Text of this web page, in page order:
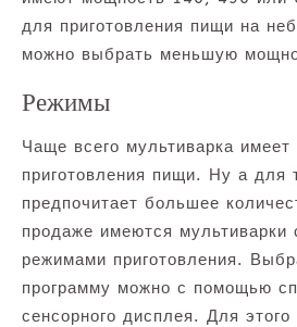
для приготовления пищи на
можно выбрать меньшую
Режимы
Чаще всего мультиварка
приготовления пищи. Ну а для
предпочитает большее
продаже имеются мультиварки
режимами приготовления.
программу можно с помощью
сенсорного дисплея. Для